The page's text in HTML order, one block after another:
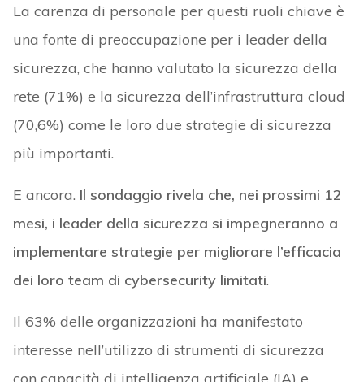
La carenza di personale per questi ruoli chiave è
una fonte di preoccupazione per i leader della
sicurezza, che hanno valutato la sicurezza della
rete (71%) e la sicurezza dell’infrastruttura cloud
(70,6%) come le loro due strategie di sicurezza
più importanti.
E ancora. Il sondaggio rivela che, nei prossimi 12
mesi, i leader della sicurezza si impegneranno a
implementare strategie per migliorare l’efficacia
dei loro team di cybersecurity limitati.
Il 63% delle organizzazioni ha manifestato
interesse nell’utilizzo di strumenti di sicurezza
con capacità di intelligenza artificiale (IA) e